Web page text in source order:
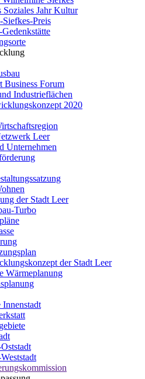
Jahr Kultur
Preis
Business Forum
Industrieflächen
2020
Leer
Unternehmen
der Stadt Leer
Turbo
der Stadt Leer
Wärmeplanung
Innenstadt